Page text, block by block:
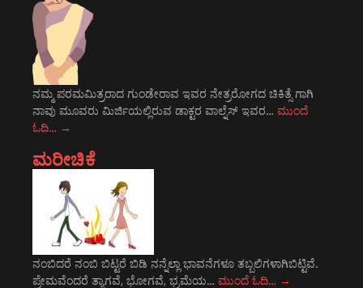
ನಮ್ಮ ಪರಮಮಿತ್ರರಾದ ಗುಂಡೇರಾವ ಇವರ ನೇತ್ರರೋಗದ ಚಿಕಿತ್ಸೆ ಗಾಗಿ
ನಾವು ಮೂವರು ಮಿರ್ಜಿಯಲ್ಲಿರುವ ಡಾಕ್ಟರ ವಾಲ್ನೆಸ್ ಇವರ… ಮುಂದೆ
ಓದಿ… →
ಮರೀಚಿಕೆ
ನಂಬಿದರೆ ನಂಬಿ ಬಿಟ್ಟರೆ ಬಿಡಿ ನನ್ನೆಲ್ಲಾ ಭಾವನೆಗಳೂ ತಬ್ಬಲಿಗಳಾಗಿಬಿಟ್ಟಿವೆ.
ಪ್ರೇಮವೆಂದರೆ ತ್ಯಾಗವೆ, ಭೋಗವೆ, ಭ್ರಮೆಯ… ಮುಂದೆ ಓದಿ… →